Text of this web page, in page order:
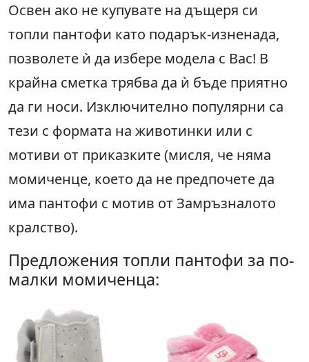
Освен ако не купувате на дъщеря си
топли пантофи като подарък-изненада,
позволете ѝ да избере модела с Вас! В
крайна сметка трябва да ѝ бъде приятно
да ги носи. Изключително популярни са
тези с формата на животинки или с
мотиви от приказките (мисля, че няма
момиченце, което да не предпочете да
има пантофи с мотив от Замръзналото
кралство).
Предложения топли пантофи за по-
малки момиченца: